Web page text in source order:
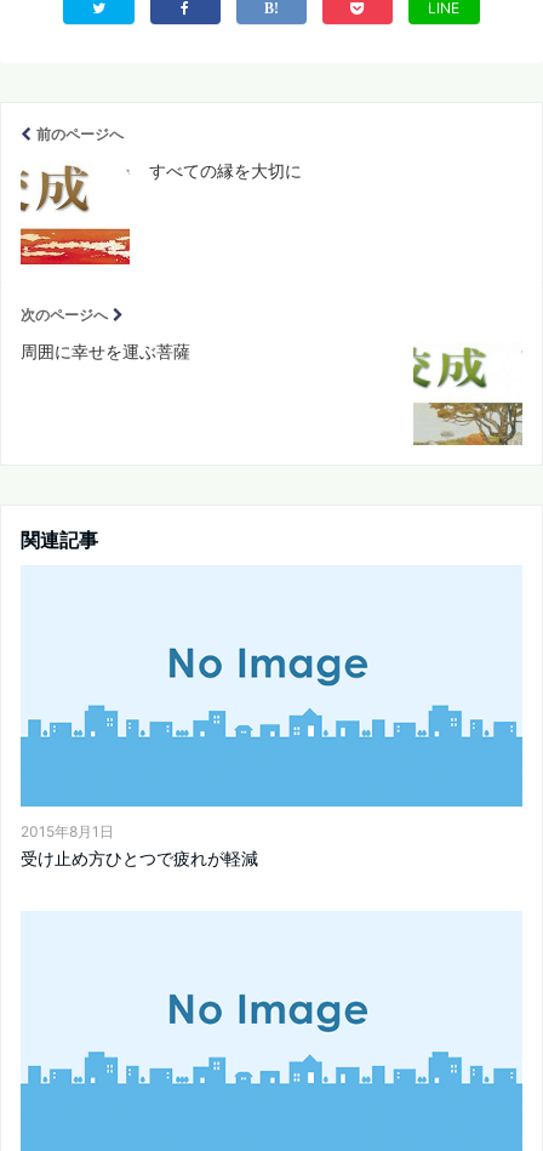
LINE
前のページへ
すべての縁を大切に
次のページへ
周囲に幸せを運ぶ菩薩
関連記事
2015年8月1日
受け止め方ひとつで疲れが軽減